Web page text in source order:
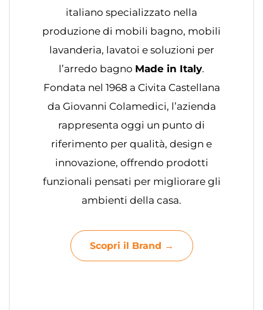
italiano specializzato nella
produzione di mobili bagno, mobili
lavanderia, lavatoi e soluzioni per
l’arredo bagno Made in Italy.
Fondata nel 1968 a Civita Castellana
da Giovanni Colamedici, l’azienda
rappresenta oggi un punto di
riferimento per qualità, design e
innovazione, offrendo prodotti
funzionali pensati per migliorare gli
ambienti della casa.
Scopri il Brand →